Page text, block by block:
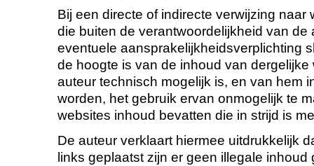
Bij een directe of indirecte verwijzing
die buiten de verantwoordelijkheid van de
eventuele aansprakelijkheidsverplichting
de hoogte is van de inhoud van
auteur technisch mogelijk is, en van hem
worden, het gebruik ervan onmogelijk te
websites inhoud bevatten die in strijd is
De auteur verklaart hiermee uitdrukkelijk
links geplaatst zijn er geen illegale